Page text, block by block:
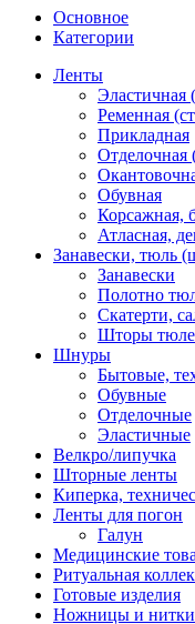
Основное
Категории
Ленты
Эластичная
Ременная
Прикладная
Отделочная
Обувная
Корсажная,
Атласная,
Занавески, тюль
Занавески
Полотно
Скатерти,
Шторы
Шнуры
Бытовые,
Обувные
Отделочные
Эластичные
Велкро/липучка
Шторные ленты
Киперка,
Ленты для погон
Галун
Медицинские
Ритуальная
Готовые изделия
Ножницы и нитки